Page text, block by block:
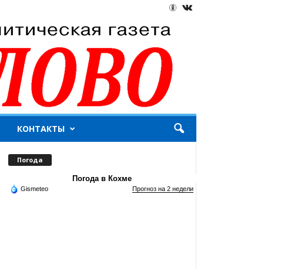
КОНТАКТЫ
Погода
Погода в Кохме
Gismeteo Прогноз на 2 недели